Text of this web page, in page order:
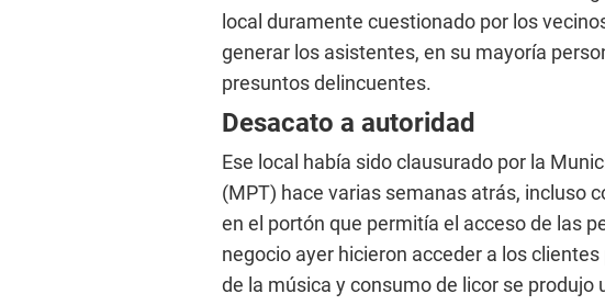
local duramente cuestionado por los
generar los asistentes, en su mayoría
presuntos delincuentes.
Desacato a autoridad
Ese local había sido clausurado por la
(MPT) hace varias semanas atrás, incluso
en el portón que permitía el acceso de las
negocio ayer hicieron acceder a los
de la música y consumo de licor se produjo